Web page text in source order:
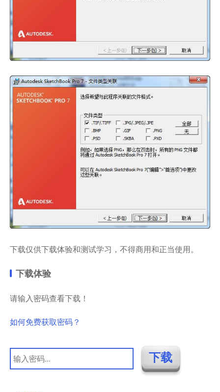
下载仅供下载体验和测试学习，不得商用和正当使用。
下载体验
请输入密码查看下载！
如何免费获取密码？